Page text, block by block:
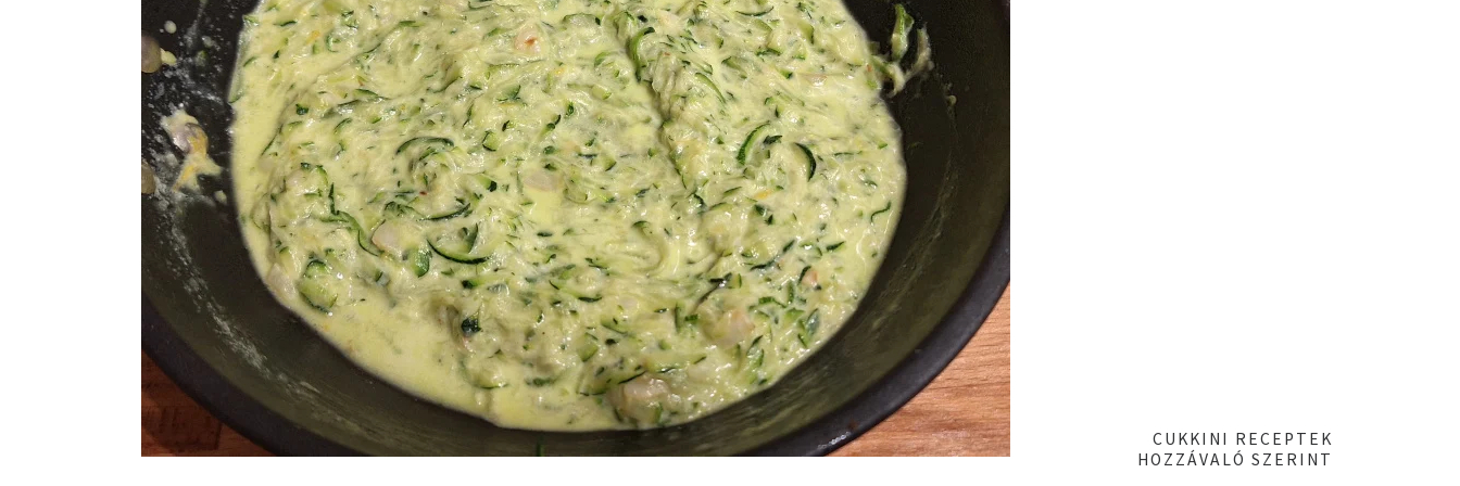
CUKKINI RECEPTEK
HOZZÁVALÓ SZERINT